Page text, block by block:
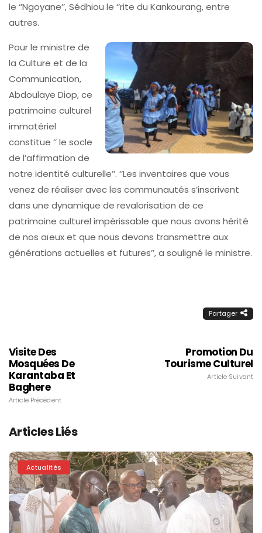
le ‘’Ngoyane’’, Sédhiou le ‘’rite du Kankourang, entre
autres.
Pour le ministre de
la Culture et de la
Communication,
Abdoulaye Diop, ce
patrimoine culturel
immatériel
constitue ‘’ le socle
de l’affirmation de
notre identité culturelle’’. ‘’Les inventaires que vous
venez de réaliser avec les communautés s’inscrivent
dans une dynamique de revalorisation de ce
patrimoine culturel impérissable que nous avons hérité
de nos aïeux et que nous devons transmettre aux
générations actuelles et futures’’, a souligné le ministre.
Partager
Visite Des
Mosquées De
Karantaba Et
Baghere
Article Précédent
Promotion Du
Tourisme Culturel
Article Suivant
Articles Liés
Actualités